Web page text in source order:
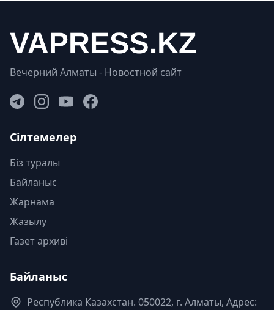
Вечерний Алматы - Новостной сайт
Сілтемелер
Біз туралы
Байланыс
Жарнама
Жазылу
Газет архиві
Байланыс
Республика Казахстан. 050022, г. Алматы, Адрес: